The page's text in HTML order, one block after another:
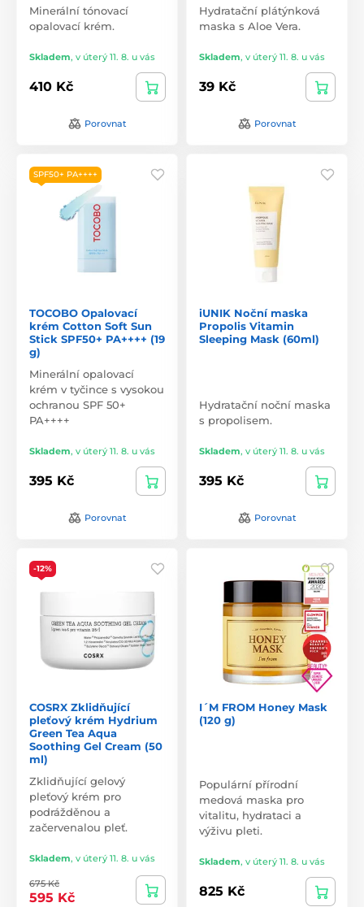
Minerální tónovací
opalovací krém.
Skladem, v úterý 11. 8. u vás
410 Kč
Porovnat
Hydratační plátýnková
maska s Aloe Vera.
Skladem, v úterý 11. 8. u vás
39 Kč
Porovnat
SPF50+ PA++++
TOCOBO Opalovací
krém Cotton Soft Sun
Stick SPF50+ PA++++ (19
g)
Minerální opalovací
krém v tyčince s vysokou
ochranou SPF 50+
PA++++
Skladem, v úterý 11. 8. u vás
395 Kč
Porovnat
iUNIK Noční maska
Propolis Vitamin
Sleeping Mask (60ml)
Hydratační noční maska
s propolisem.
Skladem, v úterý 11. 8. u vás
395 Kč
Porovnat
-12%
COSRX Zklidňující
pleťový krém Hydrium
Green Tea Aqua
Soothing Gel Cream (50
ml)
Zklidňující gelový
pleťový krém pro
podrážděnou a
začervenalou pleť.
Skladem, v úterý 11. 8. u vás
675 Kč
595 Kč
I´M FROM Honey Mask
(120 g)
Populární přírodní
medová maska pro
vitalitu, hydrataci a
výživu pleti.
Skladem, v úterý 11. 8. u vás
825 Kč